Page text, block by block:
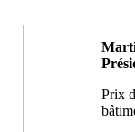
Prix